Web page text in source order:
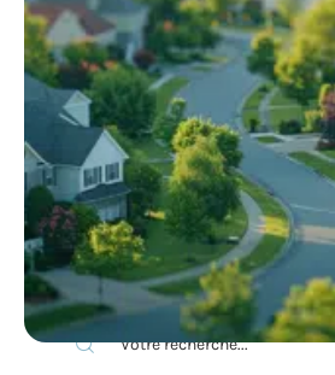
Recherche